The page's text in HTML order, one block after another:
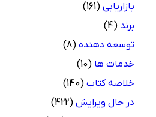
بازاریابی (161)
(4)
توسعه دهنده (8)
خدمات ها (10)
خلاصه کتاب (140)
در حال ویرایش (422)